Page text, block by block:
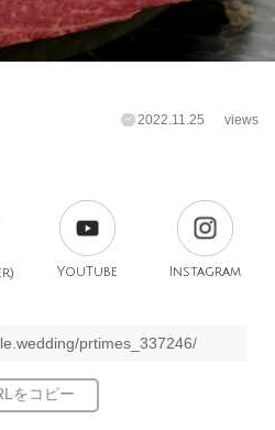
2022.11.25 views
YouTube Instagram
prtimes_337246/